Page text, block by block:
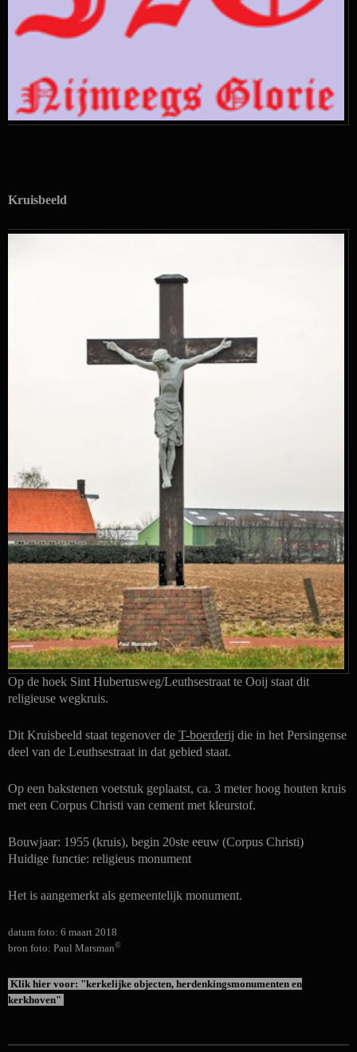
Kruisbeeld
Op de hoek Sint Hubertusweg/Leuthsestraat te Ooij staat dit
religieuse wegkruis.
Dit Kruisbeeld staat tegenover de T-boerderij die in het Persingense
deel van de Leuthsestraat in dat gebied staat.
Op een bakstenen voetstuk geplaatst, ca. 3 meter hoog houten kruis
met een Corpus Christi van cement met kleurstof.
Bouwjaar: 1955 (kruis), begin 20ste eeuw (Corpus Christi)
Huidige functie: religieus monument
Het is aangemerkt als gemeentelijk monument.
datum foto: 6 maart 2018
bron foto: Paul Marsman©
Klik hier voor: "kerkelijke objecten, herdenkingsmonumenten en
kerkhoven"